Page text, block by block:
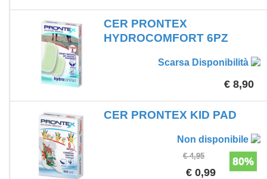
CER PRONTEX
HYDROCOMFORT 6PZ
Scarsa Disponibilità
€ 8,90
CER PRONTEX KID PAD
Non disponibile
80%
€ 4,95
€ 0,99